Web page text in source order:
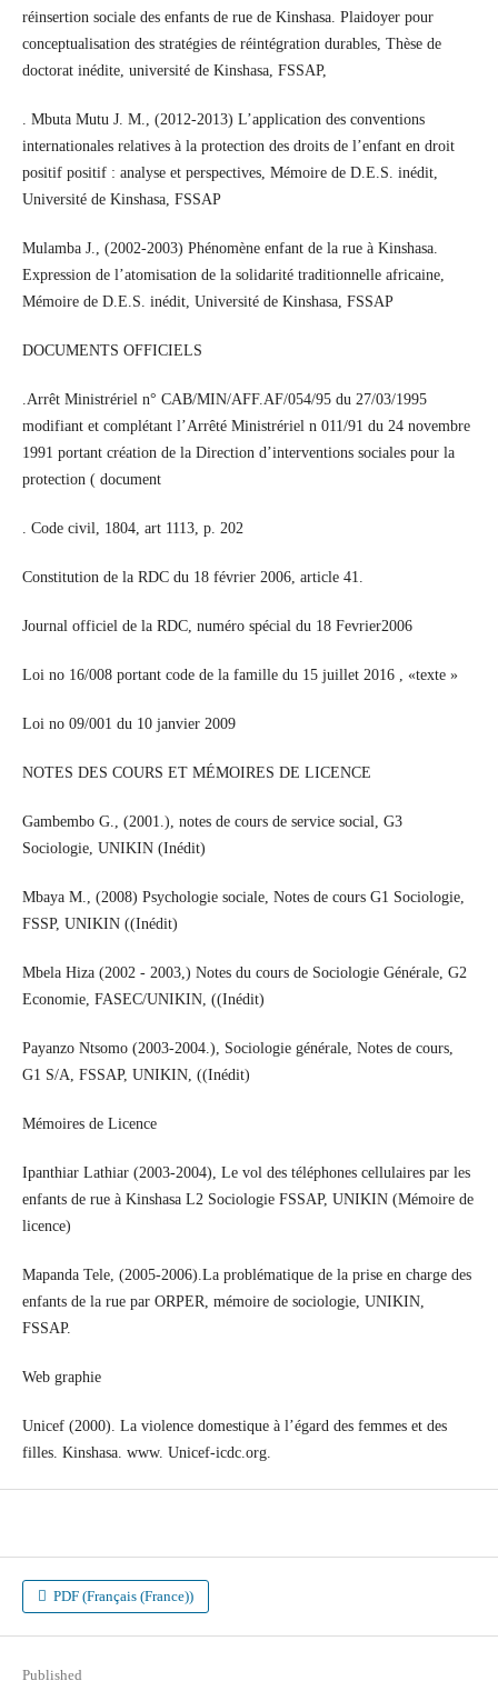
réinsertion sociale des enfants de rue de Kinshasa. Plaidoyer pour
conceptualisation des stratégies de réintégration durables, Thèse de
doctorat inédite, université de Kinshasa, FSSAP,
. Mbuta Mutu J. M., (2012-2013) L’application des conventions
internationales relatives à la protection des droits de l’enfant en droit
positif positif : analyse et perspectives, Mémoire de D.E.S. inédit,
Université de Kinshasa, FSSAP
Mulamba J., (2002-2003) Phénomène enfant de la rue à Kinshasa.
Expression de l’atomisation de la solidarité traditionnelle africaine,
Mémoire de D.E.S. inédit, Université de Kinshasa, FSSAP
DOCUMENTS OFFICIELS
.Arrêt Ministrériel n° CAB/MIN/AFF.AF/054/95 du 27/03/1995
modifiant et complétant l’Arrêté Ministrériel n 011/91 du 24 novembre
1991 portant création de la Direction d’interventions sociales pour la
protection ( document
. Code civil, 1804, art 1113, p. 202
Constitution de la RDC du 18 février 2006, article 41.
Journal officiel de la RDC, numéro spécial du 18 Fevrier2006
Loi no 16/008 portant code de la famille du 15 juillet 2016 , «texte »
Loi no 09/001 du 10 janvier 2009
NOTES DES COURS ET MÉMOIRES DE LICENCE
Gambembo G., (2001.), notes de cours de service social, G3
Sociologie, UNIKIN (Inédit)
Mbaya M., (2008) Psychologie sociale, Notes de cours G1 Sociologie,
FSSP, UNIKIN ((Inédit)
Mbela Hiza (2002 - 2003,) Notes du cours de Sociologie Générale, G2
Economie, FASEC/UNIKIN, ((Inédit)
Payanzo Ntsomo (2003-2004.), Sociologie générale, Notes de cours,
G1 S/A, FSSAP, UNIKIN, ((Inédit)
Mémoires de Licence
Ipanthiar Lathiar (2003-2004), Le vol des téléphones cellulaires par les
enfants de rue à Kinshasa L2 Sociologie FSSAP, UNIKIN (Mémoire de
licence)
Mapanda Tele, (2005-2006).La problématique de la prise en charge des
enfants de la rue par ORPER, mémoire de sociologie, UNIKIN,
FSSAP.
Web graphie
Unicef (2000). La violence domestique à l’égard des femmes et des
filles. Kinshasa. www. Unicef-icdc.org.
PDF (Français (France))
Published